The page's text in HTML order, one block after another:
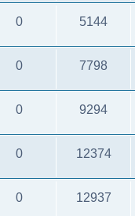
0 5144
0 7798
0 9294
0 12374
0 12937